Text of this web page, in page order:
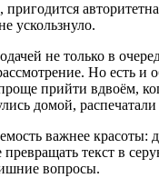
пригодится
ускользнуло.
не только в
Но есть
прийти вдвоём,
домой,
важнее
превращать текст в
вопросы.